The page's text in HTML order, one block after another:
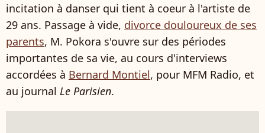
incitation à danser qui tient à coeur à l'artiste de
29 ans. Passage à vide, divorce douloureux de ses
parents, M. Pokora s'ouvre sur des périodes
importantes de sa vie, au cours d'interviews
accordées à Bernard Montiel, pour MFM Radio, et
au journal Le Parisien.